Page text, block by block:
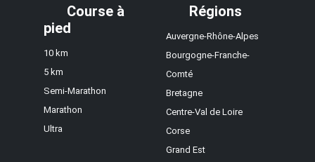
Course à
pied
10 km
5 km
Semi-Marathon
Marathon
Ultra
Régions
Auvergne-Rhône-Alpes
Bourgogne-Franche-
Comté
Bretagne
Centre-Val de Loire
Corse
Grand Est